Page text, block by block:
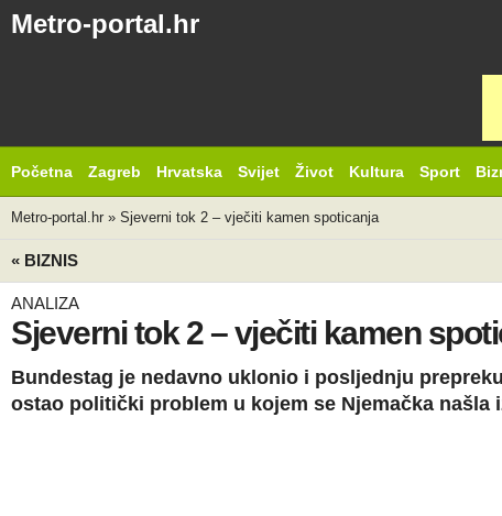
Metro-portal.hr
Početna Zagreb Hrvatska Svijet Život Kultura Sport
Metro-portal.hr » Sjeverni tok 2 – vječiti kamen spoticanja
« BIZNIS
ANALIZA
Sjeverni tok 2 – vječiti kamen
Bundestag je nedavno uklonio i posljednju
ostao politički problem u kojem se Njemačka našla